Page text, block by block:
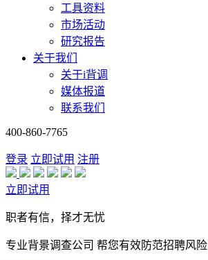
工具资料
市场活动
研究报告
关于我们
关于i背调
媒体报道
联系我们
400-860-7765
登录 立即试用 注册
立即试用
职者有信，择才无忧
专业背景调查公司 帮您有效防范招聘风险